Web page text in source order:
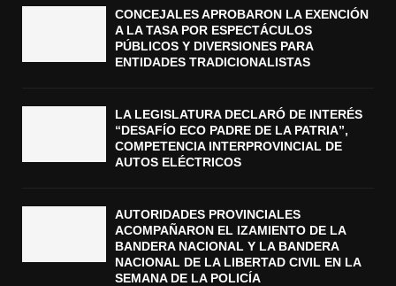
CONCEJALES APROBARON LA EXENCIÓN
A LA TASA POR ESPECTÁCULOS
PÚBLICOS Y DIVERSIONES PARA
ENTIDADES TRADICIONALISTAS
LA LEGISLATURA DECLARÓ DE INTERÉS
“DESAFÍO ECO PADRE DE LA PATRIA”,
COMPETENCIA INTERPROVINCIAL DE
AUTOS ELÉCTRICOS
AUTORIDADES PROVINCIALES
ACOMPAÑARON EL IZAMIENTO DE LA
BANDERA NACIONAL Y LA BANDERA
NACIONAL DE LA LIBERTAD CIVIL EN LA
SEMANA DE LA POLICÍA